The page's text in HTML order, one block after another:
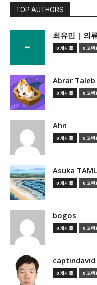
TOP AUTHORS
최유민 | 의
0 게시물 0 코멘
Abrar Taleb
0 게시물 0 코멘
Ahn
0 게시물 0 코멘
Asuka
0 게시물 0 코멘
bogos
0 게시물 0 코멘
captindavid
0 게시물 0 코멘